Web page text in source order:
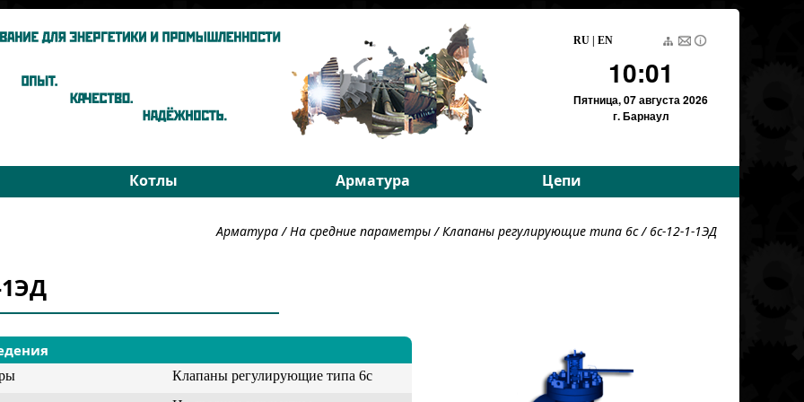
RU EN
10:01
Пятница,07 августа 2026
г. Барнаул
Котлы Арматура Цепи
Водогрейные котлы
На высокие параметры
Тяговые пластинчатые
Грузовые пластинчатые
Для энергетики
Арматура/На средние параметры/Клапаны регулирующие типа 6с/ 6с-12-1-1ЭД
1ЭД
Клапаны регулирующие типа 6с